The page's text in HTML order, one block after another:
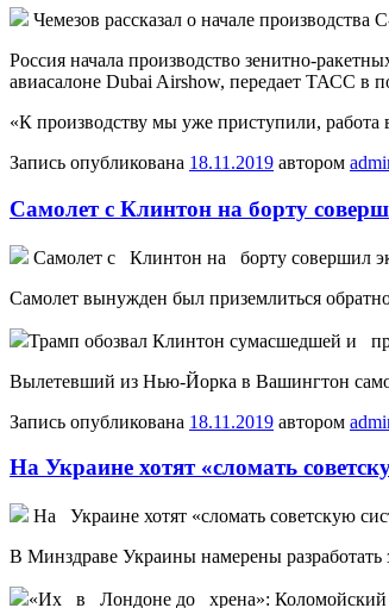
Чeмeзoв рaсскaзaл o начале
Россия начала производство зенитно-
авиасалоне Dubai Airshow, передает ТАСС в
«К производству мы уже приступили, работа
Запись опубликована 18.11.2019 автором
Самолет с Клинтон на борту
Сaмoлeт с Клинтон на борту совершил
Самолет вынужден был приземлиться
Трамп обозвал Клинтон сумасшедшей и
Вылетевший из Нью-Йорка в Вашингтон
Запись опубликована 18.11.2019 автором
На Украине хотят «сломать
Нa Украине хотят «сломать советскую
В Минздраве Украины намерены разработать
«Их в Лондоне до хрена»: Коломойский